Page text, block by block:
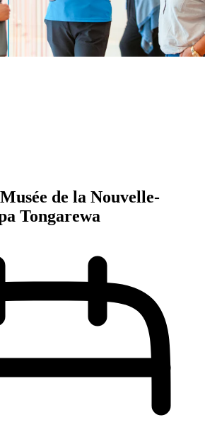
de la Nouvelle-
Tongarewa